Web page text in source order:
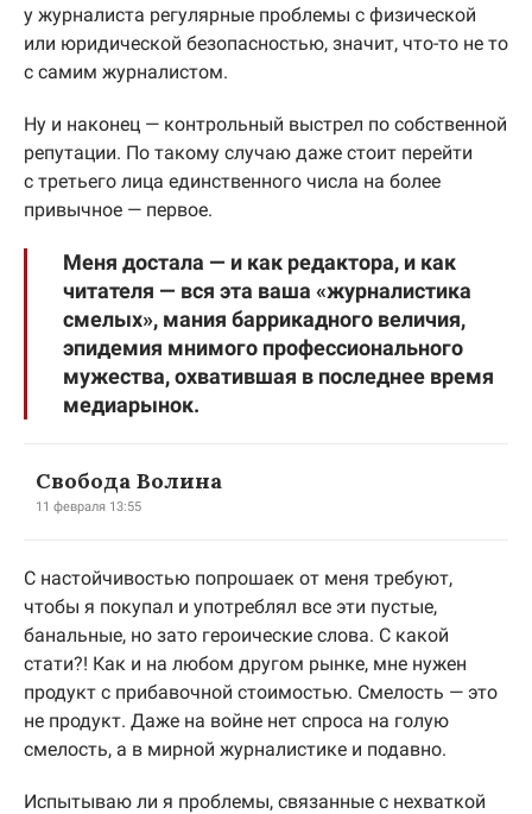
у журналиста регулярные проблемы с физической
или юридической безопасностью, значит, что-то не то
с самим журналистом.
Ну и наконец — контрольный выстрел по собственной
репутации. По такому случаю даже стоит перейти
с третьего лица единственного числа на более
привычное — первое.
Меня достала — и как редактора, и как
читателя — вся эта ваша «журналистика
смелых», мания баррикадного величия,
эпидемия мнимого профессионального
мужества, охватившая в последнее время
медиарынок.
Свобода Волина
11 февраля 13:55
С настойчивостью попрошаек от меня требуют,
чтобы я покупал и употреблял все эти пустые,
банальные, но зато героические слова. С какой
стати?! Как и на любом другом рынке, мне нужен
продукт с прибавочной стоимостью. Смелость — это
не продукт. Даже на войне нет спроса на голую
смелость, а в мирной журналистике и подавно.
Испытываю ли я проблемы, связанные с нехваткой